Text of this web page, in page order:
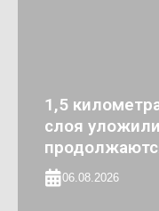
1,5
слоя
06.08.2026